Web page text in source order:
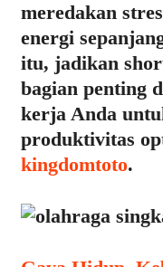
meredakan
energi
itu, jadikan
bagian penting
kerja Anda
produktivitas
kingdomtoto.